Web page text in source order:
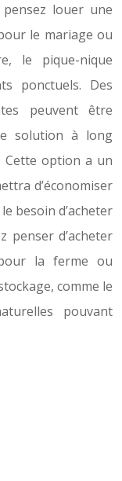
louer une
le mariage ou
le pique-nique
ponctuels. Des
peuvent être
solution à long
Cette option a un
d’économiser
besoin d’acheter
penser d’acheter
la ferme ou
comme le
pouvant